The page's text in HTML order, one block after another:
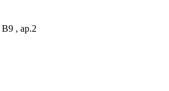
, ap.2